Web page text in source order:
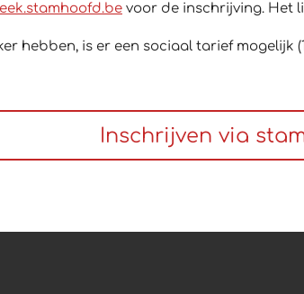
voor de inschrijving. Het
hebben, is er een sociaal tarief mogelijk
Inschrijven via